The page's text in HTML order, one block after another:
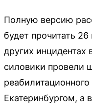
Полную версию
будет прочитать
других
силовики провели
Екатеринбургом, а